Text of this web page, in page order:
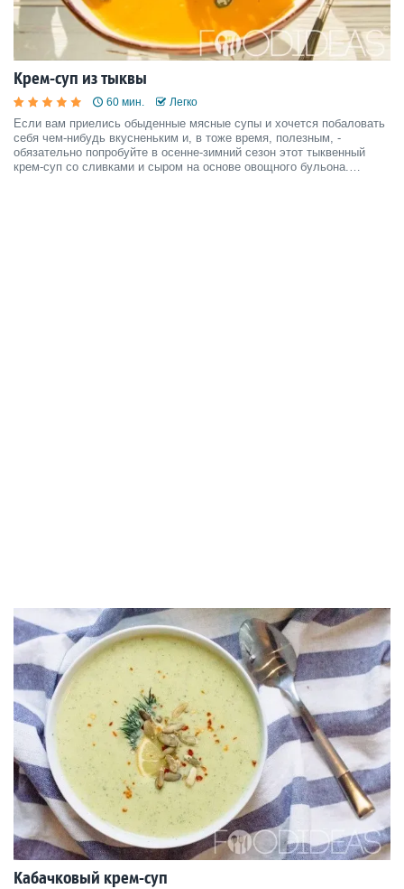
Крем-суп из тыквы
60 мин. Легко
Если вам приелись обыденные мясные супы и хочется побаловать
себя чем-нибудь вкусненьким и, в тоже время, полезным, -
обязательно попробуйте в осенне-зимний сезон этот тыквенный
крем-суп со сливками и сыром на основе овощного бульона.
Кабачковый крем-суп